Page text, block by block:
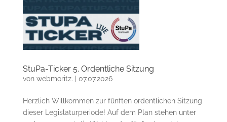
StuPa-Ticker 5. Ordentliche Sitzung
von webmoritz. 07.07.2026
Herzlich Willkommen zur fünften ordentlichen Sitzung
dieser Legislaturperiode! Auf dem Plan stehen unter